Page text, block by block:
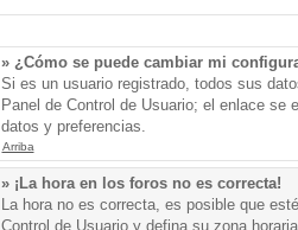
» ¿Cómo se puede cambiar mi
Si es un usuario registrado, todos sus
Panel de Control de Usuario; el enlace
datos y preferencias.
Arriba
» ¡La hora en los foros no es correcta!
La hora no es correcta, es posible que
Control de Usuario y defina su zona